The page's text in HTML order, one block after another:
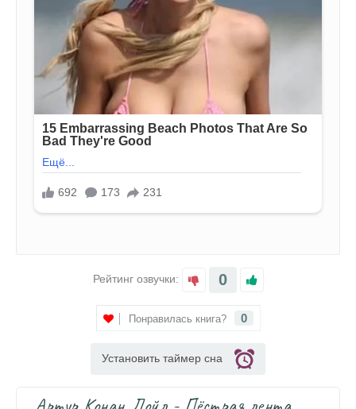
Рейтинг озвучки: 0
Понравилась книга? 0
Установить таймер сна